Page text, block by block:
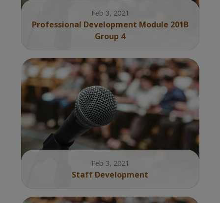
Feb 3, 2021
Professional Development Module 201B
Group 4
Feb 3, 2021
Staff Development